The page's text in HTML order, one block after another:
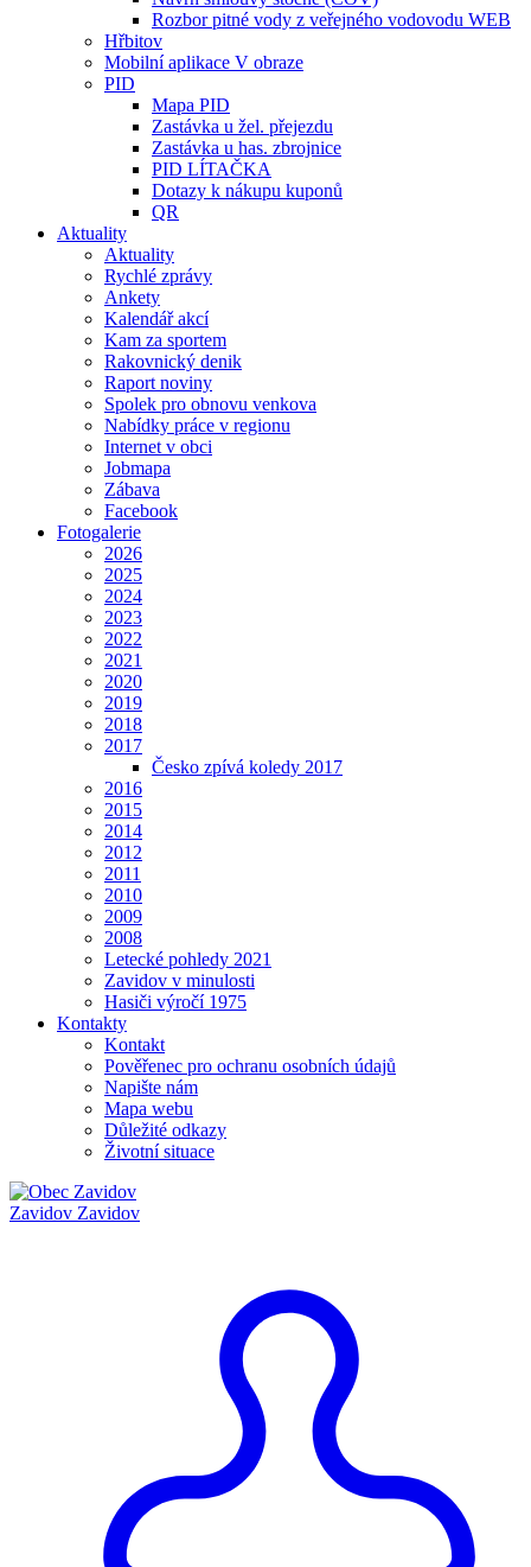
Rozbor pitné vody z veřejného vodovodu WEB
Hřbitov
Mobilní aplikace V obraze
PID
Mapa PID
Zastávka u žel. přejezdu
Zastávka u has. zbrojnice
PID LÍTAČKA
Dotazy k nákupu kuponů
QR
Aktuality
Aktuality
Rychlé zprávy
Ankety
Kalendář akcí
Kam za sportem
Rakovnický denik
Raport noviny
Spolek pro obnovu venkova
Nabídky práce v regionu
Internet v obci
Jobmapa
Zábava
Facebook
Fotogalerie
2026
2025
2024
2023
2022
2021
2020
2019
2018
2017
Česko zpívá koledy 2017
2016
2015
2014
2012
2011
2010
2009
2008
Letecké pohledy 2021
Zavidov v minulosti
Hasiči výročí 1975
Kontakty
Kontakt
Pověřenec pro ochranu osobních údajů
Napište nám
Mapa webu
Důležité odkazy
Životní situace
Zavidov Zavidov